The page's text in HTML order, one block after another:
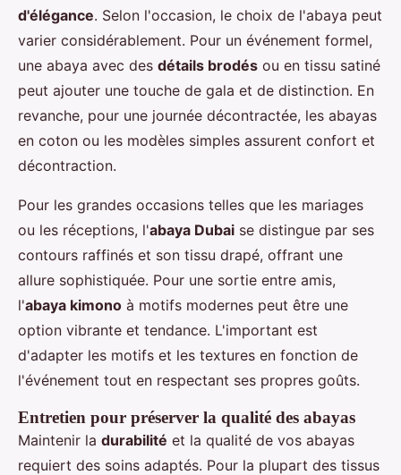
d'élégance. Selon l'occasion, le choix de l'abaya peut
varier considérablement. Pour un événement formel,
une abaya avec des détails brodés ou en tissu satiné
peut ajouter une touche de gala et de distinction. En
revanche, pour une journée décontractée, les abayas
en coton ou les modèles simples assurent confort et
décontraction.
Pour les grandes occasions telles que les mariages
ou les réceptions, l'abaya Dubai se distingue par ses
contours raffinés et son tissu drapé, offrant une
allure sophistiquée. Pour une sortie entre amis,
l'abaya kimono à motifs modernes peut être une
option vibrante et tendance. L'important est
d'adapter les motifs et les textures en fonction de
l'événement tout en respectant ses propres goûts.
Entretien pour préserver la qualité des abayas
Maintenir la durabilité et la qualité de vos abayas
requiert des soins adaptés. Pour la plupart des tissus